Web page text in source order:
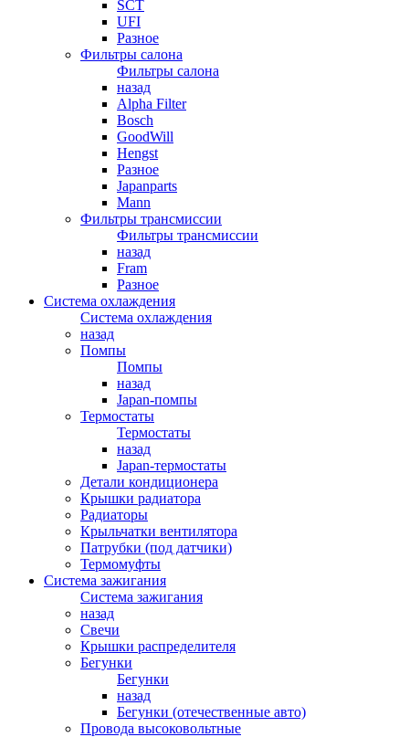
SCT
UFI
Разное
Фильтры салона
Фильтры салона
назад
Alpha Filter
Bosch
GoodWill
Hengst
Разное
Japanparts
Mann
Фильтры трансмиссии
Фильтры трансмиссии
назад
Fram
Разное
Система охлаждения
Система охлаждения
назад
Помпы
Помпы
назад
Japan-помпы
Термостаты
Термостаты
назад
Japan-термостаты
Детали кондиционера
Крышки радиатора
Радиаторы
Крыльчатки вентилятора
Патрубки (под датчики)
Термомуфты
Система зажигания
Система зажигания
назад
Свечи
Крышки распределителя
Бегунки
Бегунки
назад
Бегунки (отечественные авто)
Провода высоковольтные